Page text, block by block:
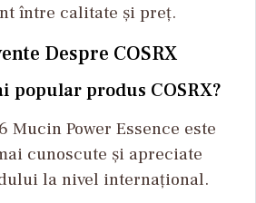
între calitate și preț.
Despre COSRX
popular produs COSRX?
Mucin Power Essence este
cunoscute și apreciate
la nivel internațional.